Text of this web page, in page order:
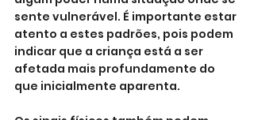
sente vulnerável. É importante estar
atento a estes padrões, pois podem
indicar que a criança está a ser
afetada mais profundamente do
que inicialmente aparenta.